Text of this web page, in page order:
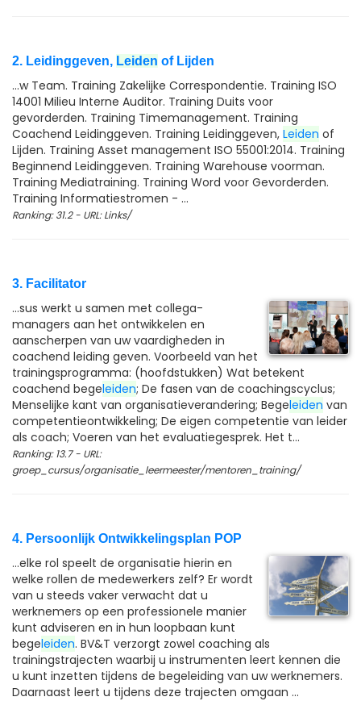
2. Leidinggeven, Leiden of Lijden
...w Team. Training Zakelijke Correspondentie. Training ISO
14001 Milieu Interne Auditor. Training Duits voor
gevorderden. Training Timemanagement. Training
Coachend Leidinggeven. Training Leidinggeven, Leiden of
Lijden. Training Asset management ISO 55001:2014. Training
Beginnend Leidinggeven. Training Warehouse voorman.
Training Mediatraining. Training Word voor Gevorderden.
Training Informatiestromen - ...
Ranking: 31.2 - URL: Links/
3. Facilitator
...sus werkt u samen met collega-
managers aan het ontwikkelen en
aanscherpen van uw vaardigheden in
coachend leiding geven. Voorbeeld van het
trainingsprogramma: (hoofdstukken) Wat betekent
coachend begeleiden; De fasen van de coachingscyclus;
Menselijke kant van organisatieverandering; Begeleiden van
competentieontwikkeling; De eigen competentie van leider
als coach; Voeren van het evaluatiegesprek. Het t...
Ranking: 13.7 - URL:
groep_cursus/organisatie_leermeester/mentoren_training/
4. Persoonlijk Ontwikkelingsplan POP
...elke rol speelt de organisatie hierin en
welke rollen de medewerkers zelf? Er wordt
van u steeds vaker verwacht dat u
werknemers op een professionele manier
kunt adviseren en in hun loopbaan kunt
begeleiden. BV&T verzorgt zowel coaching als
trainingstrajecten waarbij u instrumenten leert kennen die
u kunt inzetten tijdens de begeleiding van uw werknemers.
Daarnaast leert u tijdens deze trajecten omgaan ...